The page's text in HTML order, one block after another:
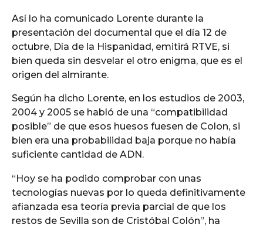
Así lo ha comunicado Lorente durante la
presentación del documental que el día 12 de
octubre, Día de la Hispanidad, emitirá RTVE, si
bien queda sin desvelar el otro enigma, que es el
origen del almirante.
Según ha dicho Lorente, en los estudios de 2003,
2004 y 2005 se habló de una “compatibilidad
posible” de que esos huesos fuesen de Colon, si
bien era una probabilidad baja porque no había
suficiente cantidad de ADN.
“Hoy se ha podido comprobar con unas
tecnologías nuevas por lo queda definitivamente
afianzada esa teoría previa parcial de que los
restos de Sevilla son de Cristóbal Colón”, ha